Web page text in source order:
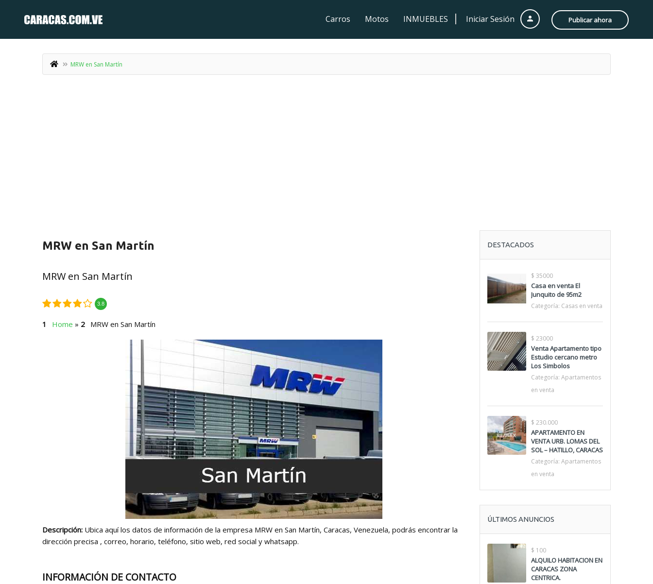
Iniciar Sesión Publicar ahora
Carros Motos INMUEBLES
MRW en San Martín
MRW en San Martín
MRW en San Martín
3.8
Home » MRW en San Martín
Descripción: Ubica aquí los datos de información de la empresa MRW en San Martín, Caracas, Venezuela, podrás encontrar la
dirección precisa , correo, horario, teléfono, sitio web, red social y whatsapp.
INFORMACIÓN DE CONTACTO
DESTACADOS
$ 35000
Casa en venta El
Junquito de 95m2
Categoría: Casas en venta
$ 23000
Venta Apartamento tipo
Estudio cercano metro
Los Simbolos
Categoría: Apartamentos
en venta
$ 230.000
APARTAMENTO EN
VENTA URB. LOMAS DEL
SOL – HATILLO, CARACAS
Categoría: Apartamentos
en venta
ÚLTIMOS ANUNCIOS
$ 100
ALQUILO HABITACION EN
CARACAS ZONA
CENTRICA.